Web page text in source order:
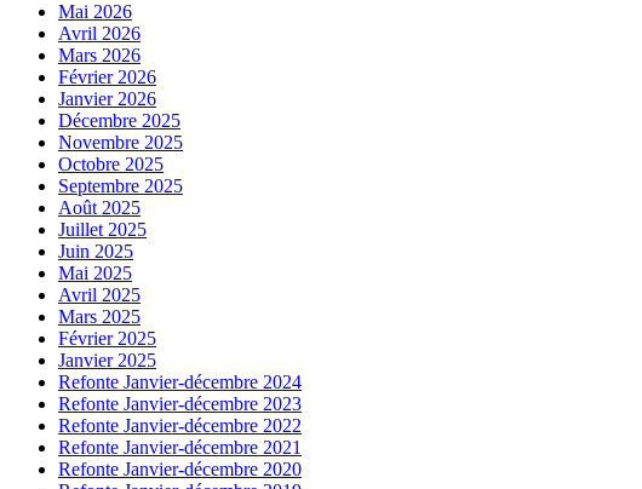
Mai 2026
Avril 2026
Mars 2026
Février 2026
Janvier 2026
Décembre 2025
Novembre 2025
Octobre 2025
Septembre 2025
Août 2025
Juillet 2025
Juin 2025
Mai 2025
Avril 2025
Mars 2025
Février 2025
Janvier 2025
Refonte Janvier-décembre 2024
Refonte Janvier-décembre 2023
Refonte Janvier-décembre 2022
Refonte Janvier-décembre 2021
Refonte Janvier-décembre 2020